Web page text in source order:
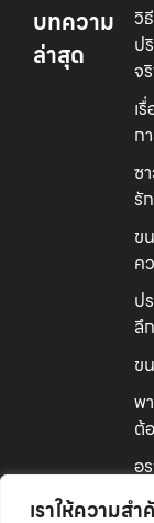
เราให้ความ
บทความ
ล่าสุด
วิ
ป
จ
เ
ก
ซ
รั
ข
ค
ป
ลึ
ข
พ
ต้
อู